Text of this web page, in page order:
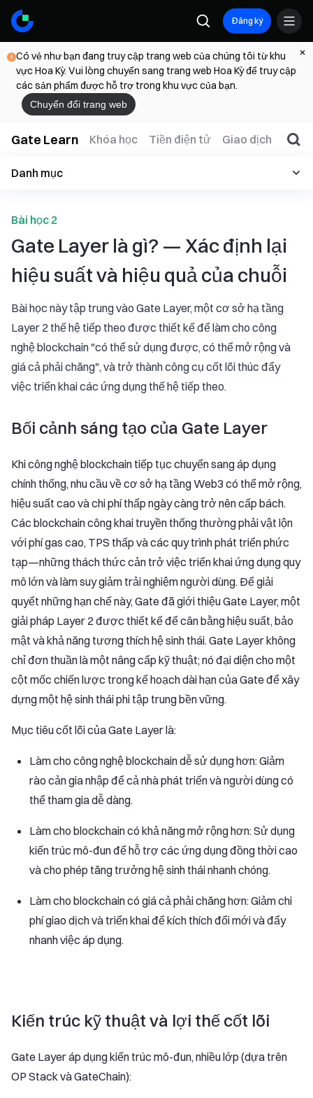
Đăng ký
Có vẻ như bạn đang truy cập trang web của chúng tôi từ khu
vực Hoa Kỳ. Vui lòng chuyển sang trang web Hoa Kỳ để truy cập
các sản phẩm được hỗ trợ trong khu vực của bạn.
Chuyển đổi trang web
Gate Learn Khóa học Tiền điện tử Giao dịch Web3
Danh mục
Bài học 2
Gate Layer là gì? — Xác định lại
hiệu suất và hiệu quả của chuỗi
Bài học này tập trung vào Gate Layer, một cơ sở hạ tầng
Layer 2 thế hệ tiếp theo được thiết kế để làm cho công
nghệ blockchain "có thể sử dụng được, có thể mở rộng và
giá cả phải chăng", và trở thành công cụ cốt lõi thúc đẩy
việc triển khai các ứng dụng thế hệ tiếp theo.
Bối cảnh sáng tạo của Gate Layer
Khi công nghệ blockchain tiếp tục chuyển sang áp dụng
chính thống, nhu cầu về cơ sở hạ tầng Web3 có thể mở rộng,
hiệu suất cao và chi phí thấp ngày càng trở nên cấp bách.
Các blockchain công khai truyền thống thường phải vật lộn
với phí gas cao, TPS thấp và các quy trình phát triển phức
tạp—những thách thức cản trở việc triển khai ứng dụng quy
mô lớn và làm suy giảm trải nghiệm người dùng. Để giải
quyết những hạn chế này, Gate đã giới thiệu Gate Layer, một
giải pháp Layer 2 được thiết kế để cân bằng hiệu suất, bảo
mật và khả năng tương thích hệ sinh thái. Gate Layer không
chỉ đơn thuần là một nâng cấp kỹ thuật; nó đại diện cho một
cột mốc chiến lược trong kế hoạch dài hạn của Gate để xây
dựng một hệ sinh thái phi tập trung bền vững.
Mục tiêu cốt lõi của Gate Layer là:
Làm cho công nghệ blockchain dễ sử dụng hơn: Giảm
rào cản gia nhập để cả nhà phát triển và người dùng có
thể tham gia dễ dàng.
Làm cho blockchain có khả năng mở rộng hơn: Sử dụng
kiến trúc mô-đun để hỗ trợ các ứng dụng đồng thời cao
và cho phép tăng trưởng hệ sinh thái nhanh chóng.
Làm cho blockchain có giá cả phải chăng hơn: Giảm chi
phí giao dịch và triển khai để kích thích đổi mới và đẩy
nhanh việc áp dụng.
Kiến trúc kỹ thuật và lợi thế cốt lõi
Gate Layer áp dụng kiến trúc mô-đun, nhiều lớp (dựa trên
OP Stack và GateChain):